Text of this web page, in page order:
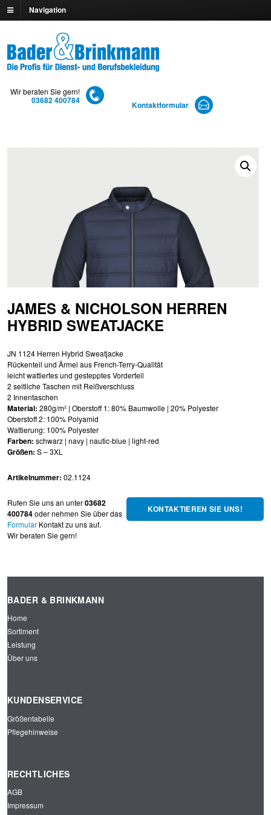
Navigation
Wir beraten Sie gern!
03682 400784 Kontaktformular
JAMES & NICHOLSON HERREN
HYBRID SWEATJACKE
JN 1124 Herren Hybrid Sweatjacke
Rückenteil und Ärmel aus French-Terry-Qualität
leicht wattiertes und gestepptes Vorderteil
2 seitliche Taschen mit Reißverschluss
2 Innentaschen
Material: 280g/m² | Oberstoff 1: 80% Baumwolle | 20% Polyester
Oberstoff 2: 100% Polyamid
Wattierung: 100% Polyester
Farben: schwarz | navy | nautic-blue | light-red
Größen: S – 3XL
Artikelnummer: 02.1124
KONTAKTIEREN SIE UNS!
Rufen Sie uns an unter03682
400784oder nehmen Sie über das
Formular Kontakt zu uns auf.
Wir beraten Sie gern!
BADER & BRINKMANN
Home
Sortiment
Leistung
Über uns
KUNDENSERVICE
Größentabelle
Pflegehinweise
RECHTLICHES
AGB
Impressum